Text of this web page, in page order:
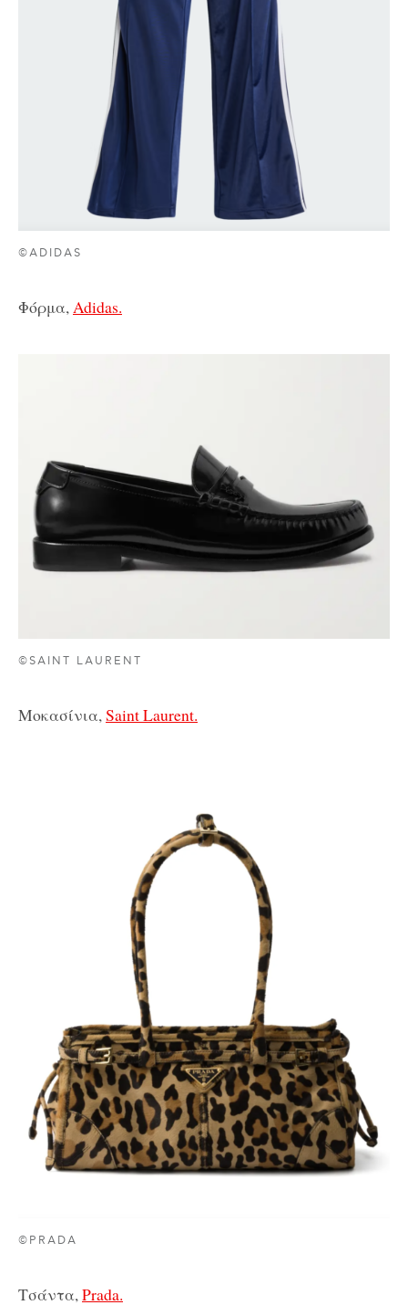
©ADIDAS
Φόρμα,Adidas.
©SAINT LAURENT
Μοκασίνια,Saint Laurent.
©PRADA
Τσάντα,Prada.